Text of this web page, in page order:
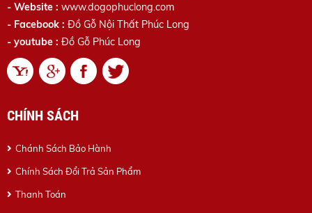
- Website : www.dogophuclong.com
- Facebook : Đồ Gỗ Nội Thất Phúc Long
- youtube : Đồ Gỗ Phúc Long
CHÍNH SÁCH
Chánh Sách Bảo Hành
Chính Sách Đổi Trả Sản Phẩm
Thanh Toán